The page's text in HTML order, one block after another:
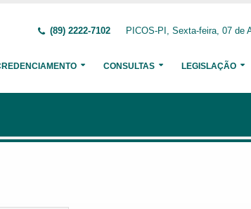
(89) 2222-7102 PICOS-PI, Sexta-feira, 07 de
CONSULTAS LEGISLAÇÃO